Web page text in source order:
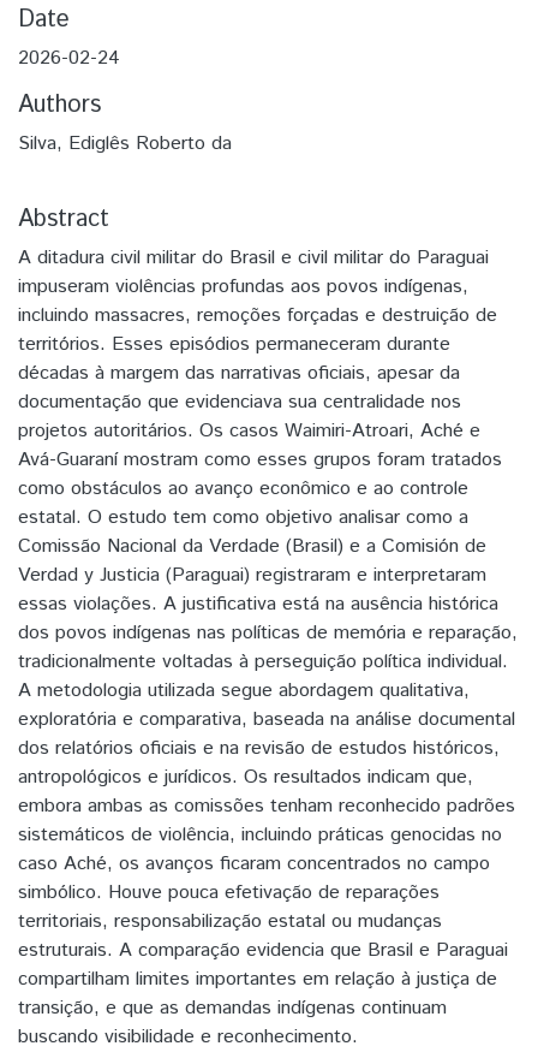
Date
2026-02-24
Authors
Silva, Ediglês Roberto da
Abstract
A ditadura civil militar do Brasil e civil militar do Paraguai
impuseram violências profundas aos povos indígenas,
incluindo massacres, remoções forçadas e destruição de
territórios. Esses episódios permaneceram durante
décadas à margem das narrativas oficiais, apesar da
documentação que evidenciava sua centralidade nos
projetos autoritários. Os casos Waimiri-Atroari, Aché e
Avá-Guaraní mostram como esses grupos foram tratados
como obstáculos ao avanço econômico e ao controle
estatal. O estudo tem como objetivo analisar como a
Comissão Nacional da Verdade (Brasil) e a Comisión de
Verdad y Justicia (Paraguai) registraram e interpretaram
essas violações. A justificativa está na ausência histórica
dos povos indígenas nas políticas de memória e reparação,
tradicionalmente voltadas à perseguição política individual.
A metodologia utilizada segue abordagem qualitativa,
exploratória e comparativa, baseada na análise documental
dos relatórios oficiais e na revisão de estudos históricos,
antropológicos e jurídicos. Os resultados indicam que,
embora ambas as comissões tenham reconhecido padrões
sistemáticos de violência, incluindo práticas genocidas no
caso Aché, os avanços ficaram concentrados no campo
simbólico. Houve pouca efetivação de reparações
territoriais, responsabilização estatal ou mudanças
estruturais. A comparação evidencia que Brasil e Paraguai
compartilham limites importantes em relação à justiça de
transição, e que as demandas indígenas continuam
buscando visibilidade e reconhecimento.